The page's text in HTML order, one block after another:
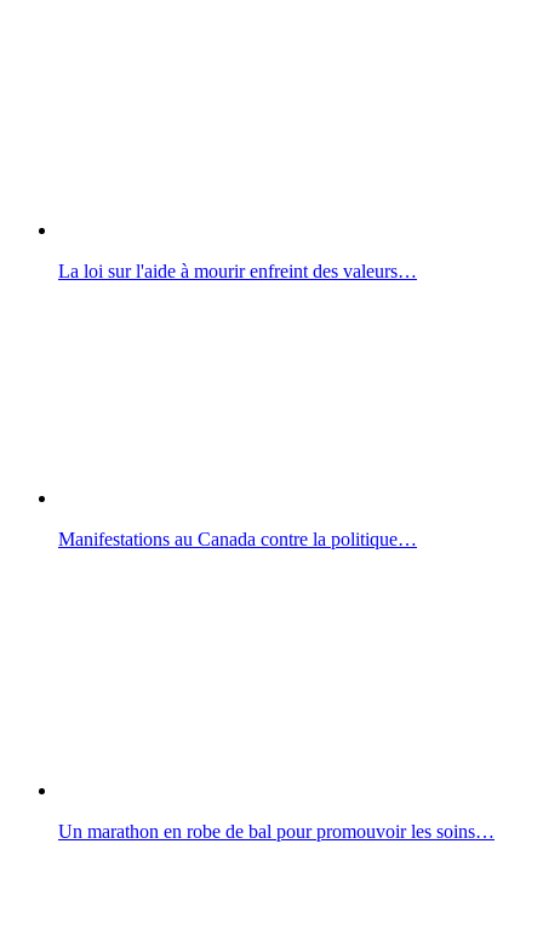
La loi sur l'aide à mourir enfreint des valeurs…
Manifestations au Canada contre la politique…
Un marathon en robe de bal pour promouvoir les soins…